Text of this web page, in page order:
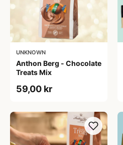
UNKNOWN
Anthon Berg - Chocolate
Treats Mix
59,00 kr